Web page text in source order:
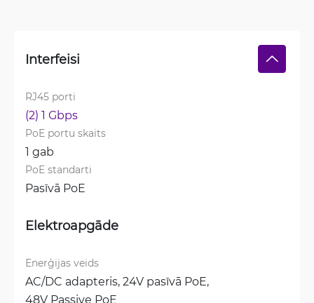
Interfeisi
RJ45 porti
(2) 1 Gbps
PoE portu skaits
1 gab
PoE standarti
Pasīvā PoE
Elektroapgāde
Enerģijas veids
AC/DC adapteris, 24V pasīvā PoE,
48V Passive PoE